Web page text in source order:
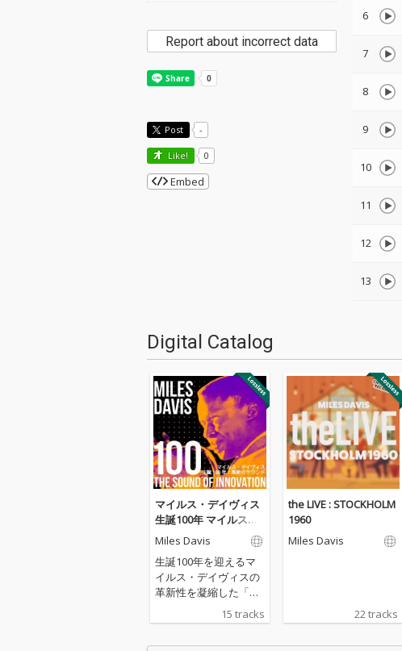
6
7
8
9
10
11
12
13
Report about incorrect data
Post -
Like! 0
Embed
Digital Catalog
マイルス・デイヴィス
生誕100年 マイルス：
革新のサウンド
Miles Davis
生誕100年を迎えるマ
イルス・デイヴィスの
革新性を凝縮した「Mil
es Davis 100：The So
und of Innovation（マ
15 tracks
the LIVE : STOCKHOLM
1960
Miles Davis
22 tracks